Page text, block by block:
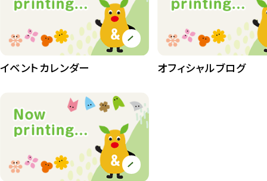
イベントカレンダー オフィシャルブログ